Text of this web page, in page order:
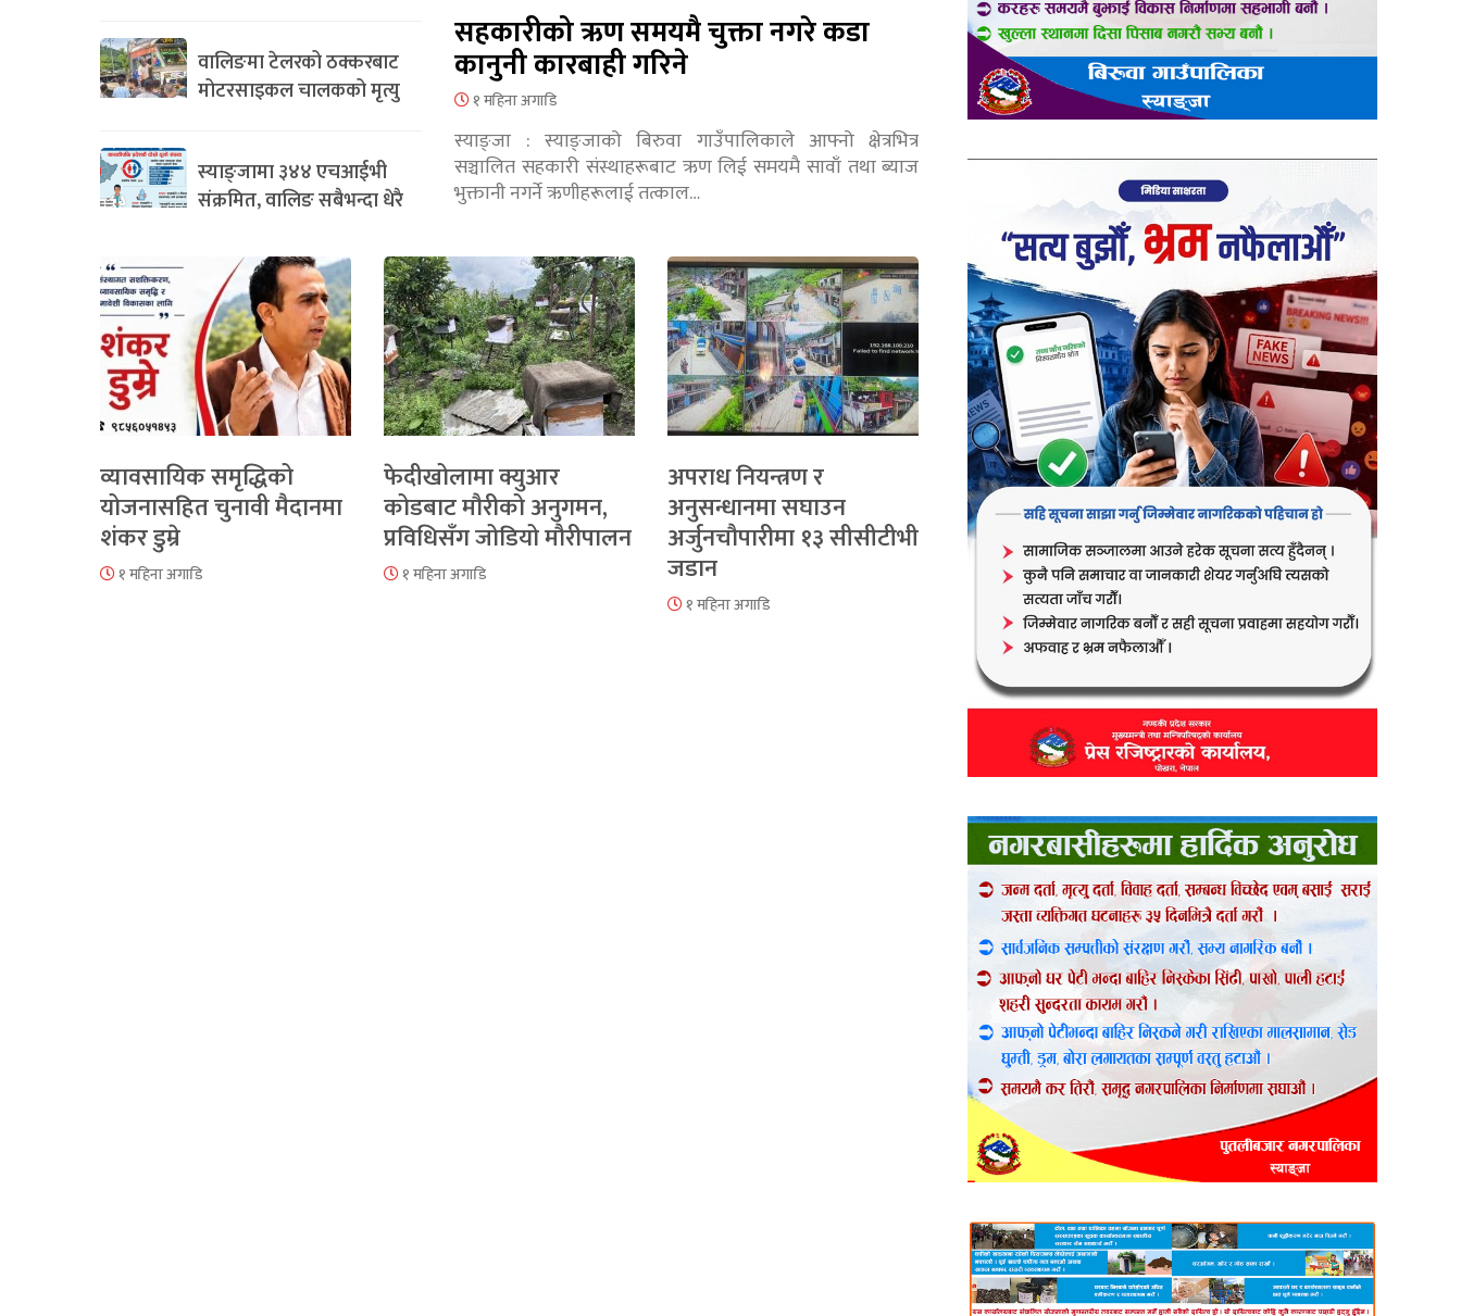
वालिङमा टेलरको ठक्करबाट
मोटरसाइकल चालकको मृत्यु
स्याङ्जामा ३४४ एचआईभी
संक्रमित, वालिङ सबैभन्दा धेरै
सहकारीको ऋण समयमै चुक्ता नगरे कडा
कानुनी कारबाही गरिने
१ महिना अगाडि
स्याङ्जा : स्याङ्जाको बिरुवा गाउँपालिकाले आफ्नो क्षेत्रभित्र
सञ्चालित सहकारी संस्थाहरूबाट ऋण लिई समयमै सावाँ तथा ब्याज
भुक्तानी नगर्ने ऋणीहरूलाई तत्काल…
व्यावसायिक समृद्धिको
योजनासहित चुनावी मैदानमा
शंकर डुम्रे
१ महिना अगाडि
फेदीखोलामा क्युआर
कोडबाट मौरीको अनुगमन,
प्रविधिसँग जोडियो मौरीपालन
१ महिना अगाडि
अपराध नियन्त्रण र
अनुसन्धानमा सघाउन
अर्जुनचौपारीमा १३ सीसीटीभी
जडान
१ महिना अगाडि